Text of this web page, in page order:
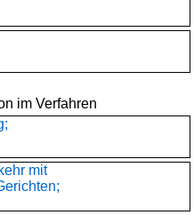
im Verfahren
mit